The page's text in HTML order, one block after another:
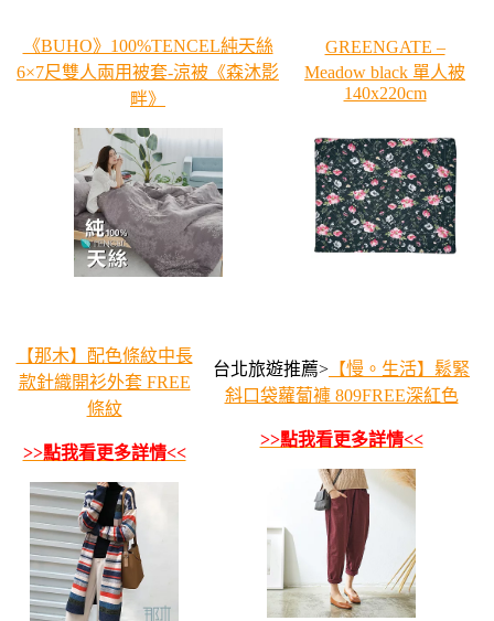
《BUHO》100%TENCEL純天絲
6×7尺雙人兩用被套-涼被《森沐影
畔》
GREENGATE –
Meadow black 單人被
140x220cm
【那木】配色條紋中長
款針織開衫外套 FREE
條紋
>>點我看更多詳情<<
台北旅遊推薦> 【慢。生活】鬆緊
斜口袋蘿蔔褲 809FREE深紅色
>>點我看更多詳情<<